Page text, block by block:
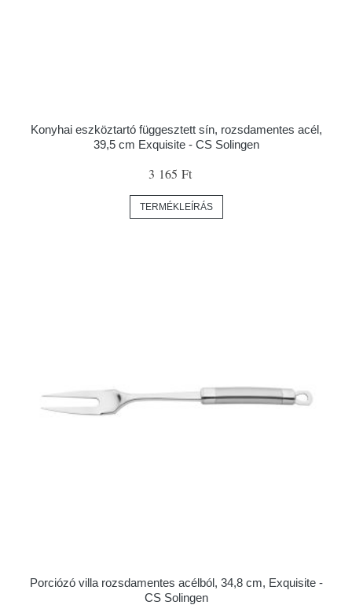
Konyhai eszköztartó függesztett sín, rozsdamentes acél,
39,5 cm Exquisite - CS Solingen
3 165 Ft
TERMÉKLEÍRÁS
Porciózó villa rozsdamentes acélból, 34,8 cm, Exquisite -
CS Solingen